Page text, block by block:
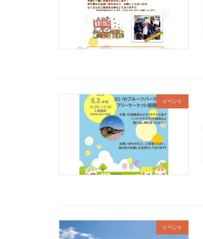
イベント
イベント